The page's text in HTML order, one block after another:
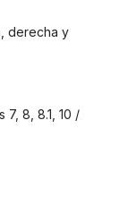
derecha y
8, 8.1, 10 /